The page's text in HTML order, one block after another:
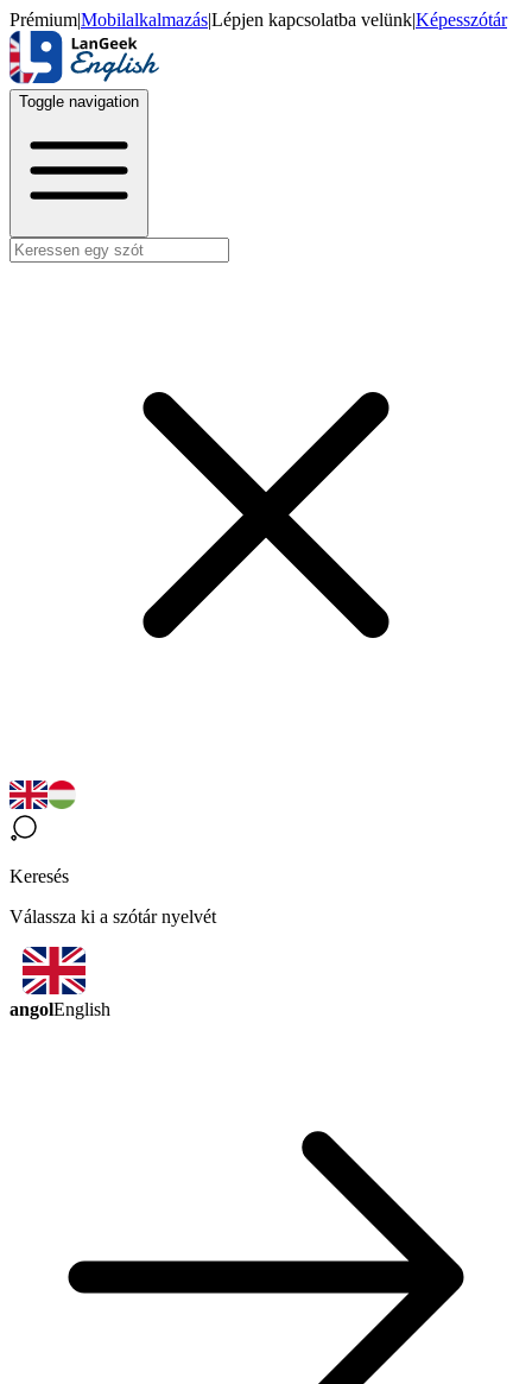
Prémium|Mobilalkalmazás|Lépjen kapcsolatba velünk|Képesszótár
Toggle navigation
Keresés
Válassza ki a szótár nyelvét
angolEnglish